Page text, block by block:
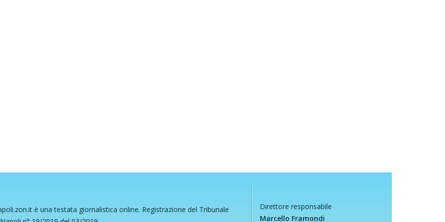
è una testata giornalistica online. Registrazione del Tribunale
Direttore responsabile
Marcello Framondi